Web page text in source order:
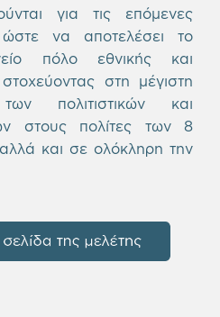
για τις επόμενες
να αποτελέσει το
πόλο εθνικής και
στη μέγιστη
πολιτιστικών και
στους πολίτες των 8
και σε ολόκληρη την